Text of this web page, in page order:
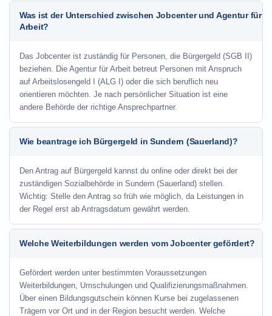
Was ist der Unterschied zwischen Jobcenter und Agentur für
Arbeit?
Das Jobcenter ist zuständig für Personen, die Bürgergeld (SGB II)
beziehen. Die Agentur für Arbeit betreut Personen mit Anspruch
auf Arbeitslosengeld I (ALG I) oder die sich beruflich neu
orientieren möchten. Je nach persönlicher Situation ist eine
andere Behörde der richtige Ansprechpartner.
Wie beantrage ich Bürgergeld in Sundern (Sauerland)?
Den Antrag auf Bürgergeld kannst du online oder direkt bei der
zuständigen Sozialbehörde in Sundern (Sauerland) stellen.
Wichtig: Stelle den Antrag so früh wie möglich, da Leistungen in
der Regel erst ab Antragsdatum gewährt werden.
Welche Weiterbildungen werden vom Jobcenter gefördert?
Gefördert werden unter bestimmten Voraussetzungen
Weiterbildungen, Umschulungen und Qualifizierungsmaßnahmen.
Über einen Bildungsgutschein können Kurse bei zugelassenen
Trägern vor Ort und in der Region besucht werden. Welche